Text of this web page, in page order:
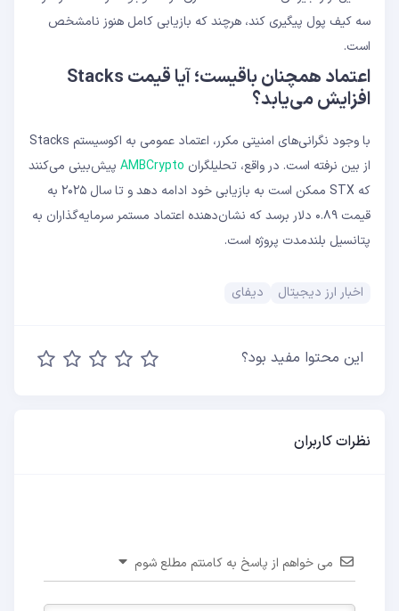
سه کیف پول پیگیری کند، هرچند که بازیابی کامل هنوز نامشخص
است.
اعتماد همچنان باقیست؛ آیا قیمت Stacks
افزایش می‌یابد؟
با وجود نگرانی‌های امنیتی مکرر، اعتماد عمومی به اکوسیستم Stacks
از بین نرفته است. در واقع، تحلیلگران AMBCrypto پیش‌بینی می‌کنند
که STX ممکن است به بازیابی خود ادامه دهد و تا سال ۲۰۲۵ به
قیمت ۰.۸۹ دلار برسد که نشان‌دهنده اعتماد مستمر سرمایه‌گذاران به
پتانسیل بلندمدت پروژه است.
اخبار ارز دیجیتال دیفای
این محتوا مفید بود؟
نظرات کاربران
می خواهم از پاسخ به کامنتم مطلع شوم